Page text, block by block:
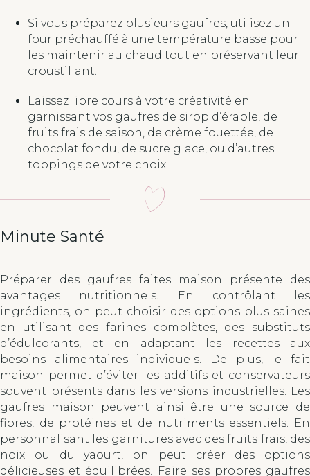
Si vous préparez plusieurs gaufres, utilisez un
four préchauffé à une température basse pour
les maintenir au chaud tout en préservant leur
croustillant.
Laissez libre cours à votre créativité en
garnissant vos gaufres de sirop d’érable, de
fruits frais de saison, de crème fouettée, de
chocolat fondu, de sucre glace, ou d’autres
toppings de votre choix.
Minute Santé
Préparer des gaufres faites maison présente des
avantages nutritionnels. En contrôlant les
ingrédients, on peut choisir des options plus saines
en utilisant des farines complètes, des substituts
d’édulcorants, et en adaptant les recettes aux
besoins alimentaires individuels. De plus, le fait
maison permet d’éviter les additifs et conservateurs
souvent présents dans les versions industrielles. Les
gaufres maison peuvent ainsi être une source de
fibres, de protéines et de nutriments essentiels. En
personnalisant les garnitures avec des fruits frais, des
noix ou du yaourt, on peut créer des options
délicieuses et équilibrées. Faire ses propres gaufres